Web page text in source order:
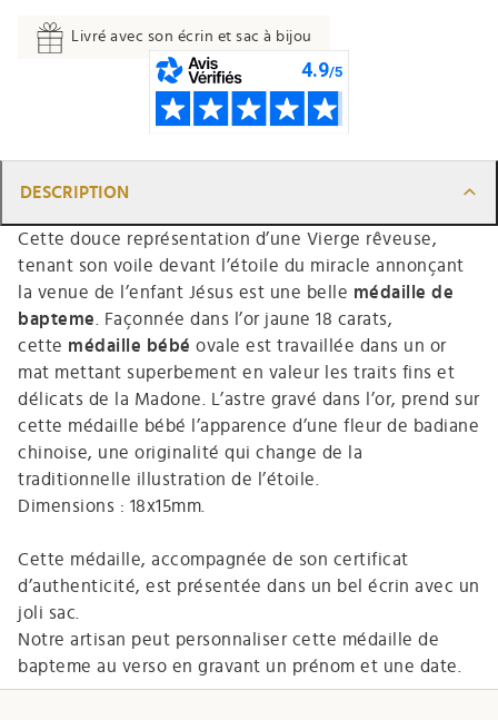
Livré avec son écrin et sac à bijou
DESCRIPTION
Cette douce représentation d’une Vierge rêveuse,
tenant son voile devant l’étoile du miracle annonçant
la venue de l’enfant Jésus est une belle médaille de
bapteme . Façonnée dans l’or jaune 18 carats,
cette médaille bébé ovale est travaillée dans un or
mat mettant superbement en valeur les traits fins et
délicats de la Madone. L’astre gravé dans l’or, prend sur
cette médaille bébé l’apparence d’une fleur de badiane
chinoise, une originalité qui change de la
traditionnelle illustration de l’étoile.
Dimensions : 18x15mm.
Cette médaille, accompagnée de son certificat
d’authenticité, est présentée dans un bel écrin avec un
joli sac.
Notre artisan peut personnaliser cette médaille de
bapteme au verso en gravant un prénom et une date.